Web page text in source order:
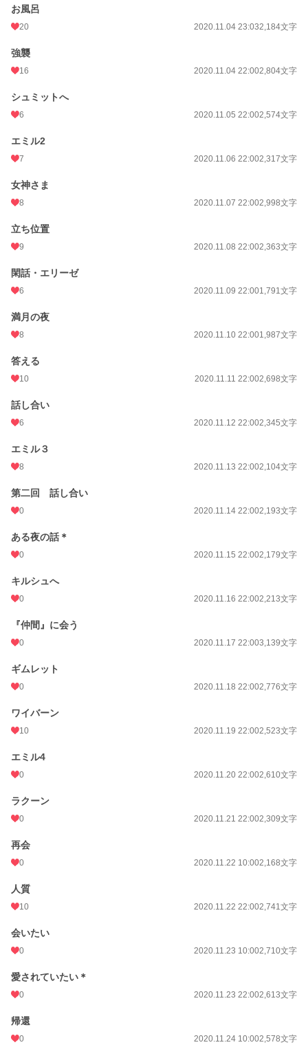
お風呂
20 2020.11.04 23:032,184文字
強襲
16 2020.11.04 22:002,804文字
シュミットへ
6 2020.11.05 22:002,574文字
エミル2
7 2020.11.06 22:002,317文字
女神さま
8 2020.11.07 22:002,998文字
立ち位置
9 2020.11.08 22:002,363文字
閑話・エリーゼ
6 2020.11.09 22:001,791文字
満月の夜
8 2020.11.10 22:001,987文字
答える
10 2020.11.11 22:002,698文字
話し合い
6 2020.11.12 22:002,345文字
エミル３
8 2020.11.13 22:002,104文字
第二回 話し合い
0 2020.11.14 22:002,193文字
ある夜の話＊
0 2020.11.15 22:002,179文字
キルシュへ
0 2020.11.16 22:002,213文字
『仲間』に会う
0 2020.11.17 22:003,139文字
ギムレット
0 2020.11.18 22:002,776文字
ワイバーン
10 2020.11.19 22:002,523文字
エミル4
0 2020.11.20 22:002,610文字
ラクーン
0 2020.11.21 22:002,309文字
再会
0 2020.11.22 10:002,168文字
人質
10 2020.11.22 22:002,741文字
会いたい
0 2020.11.23 10:002,710文字
愛されていたい＊
0 2020.11.23 22:002,613文字
帰還
0 2020.11.24 10:002,578文字